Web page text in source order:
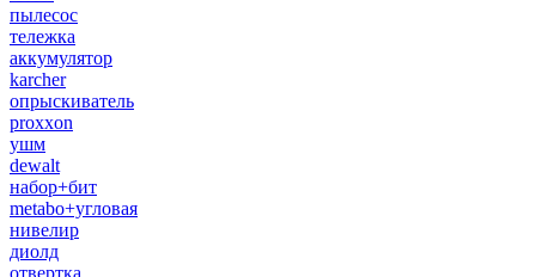
пылесос
тележка
аккумулятор
karcher
опрыскиватель
proxxon
ушм
dewalt
набор+бит
metabo+угловая
нивелир
диолд